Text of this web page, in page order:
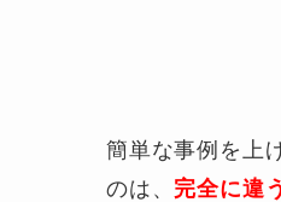
簡単な事例を上
のは、 完全に違